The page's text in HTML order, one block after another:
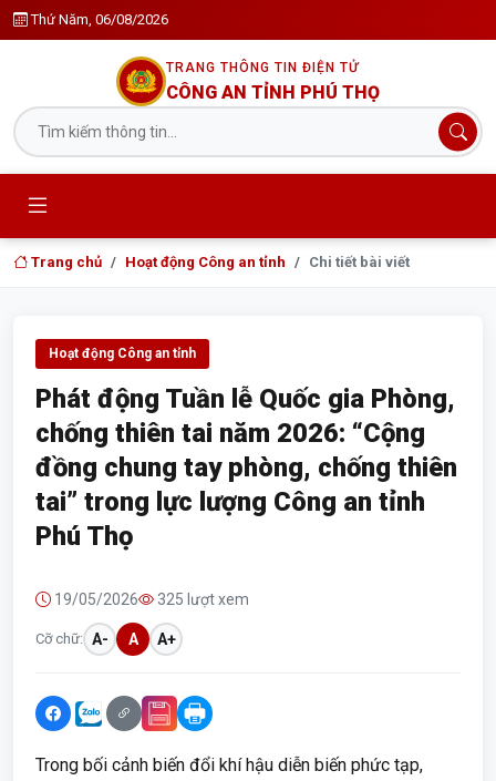
Thứ Năm, 06/08/2026
TRANG THÔNG TIN ĐIỆN TỬ
CÔNG AN TỈNH PHÚ THỌ
Trang chủ Hoạt động Công an tỉnh Chi tiết bài viết
Hoạt động Công an tỉnh
Phát động Tuần lễ Quốc gia Phòng,
chống thiên tai năm 2026: “Cộng
đồng chung tay phòng, chống thiên
tai” trong lực lượng Công an tỉnh
Phú Thọ
19/05/2026 325 lượt xem
Cỡ chữ: A- A A+
Trong bối cảnh biến đổi khí hậu diễn biến phức tạp,